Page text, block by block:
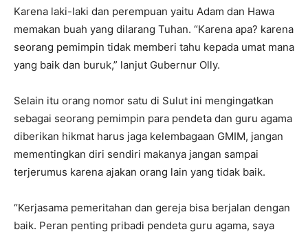
Karena laki-laki dan perempuan yaitu Adam dan Hawa
memakan buah yang dilarang Tuhan. “Karena apa? karena
seorang pemimpin tidak memberi tahu kepada umat mana
yang baik dan buruk,” lanjut Gubernur Olly.
Selain itu orang nomor satu di Sulut ini mengingatkan
sebagai seorang pemimpin para pendeta dan guru agama
diberikan hikmat harus jaga kelembagaan GMIM, jangan
mementingkan diri sendiri makanya jangan sampai
terjerumus karena ajakan orang lain yang tidak baik.
“Kerjasama pemeritahan dan gereja bisa berjalan dengan
baik. Peran penting pribadi pendeta guru agama, saya